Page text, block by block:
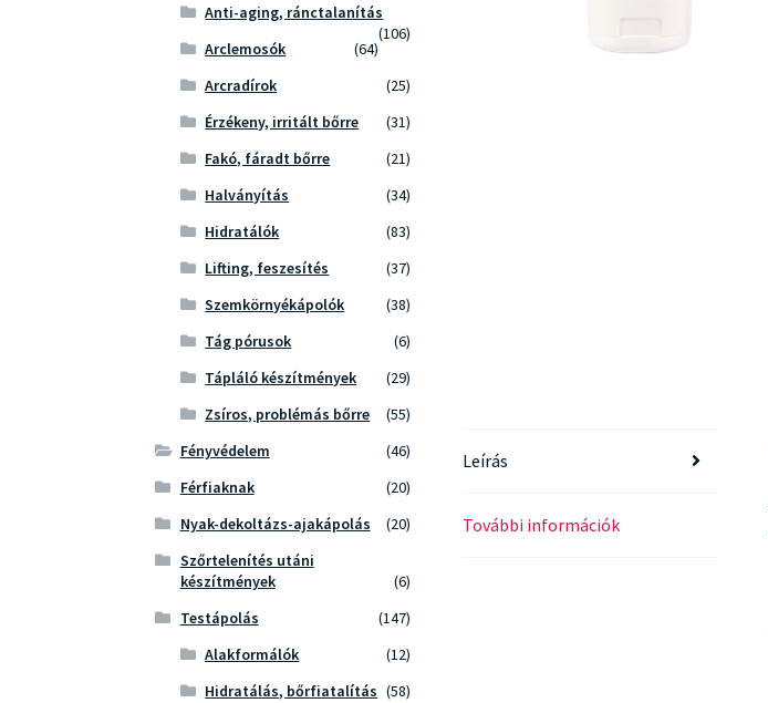
Leírás
További információk
Anti-aging, ránctalanítás
(106)
Arclemosók
(64)
Arcradírok
(25)
Érzékeny, irritált bőrre
(31)
Fakó, fáradt bőrre
(21)
Halványítás
(34)
Hidratálók
(83)
Lifting, feszesítés
(37)
Szemkörnyékápolók
(38)
Tág pórusok
(6)
Tápláló készítmények
(29)
Zsíros, problémás bőrre
(55)
Fényvédelem
(46)
Férfiaknak
(20)
Nyak-dekoltázs-ajakápolás
(20)
Szőrtelenítés utáni
készítmények
(6)
Testápolás
(147)
Alakformálók
(12)
Hidratálás, bőrfiatalítás (58)